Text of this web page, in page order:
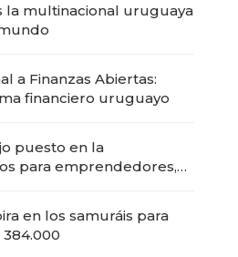
la multinacional uruguaya
a Finanzas Abiertas:
financiero uruguayo
puesto en la
para emprendedores,
en los samuráis para